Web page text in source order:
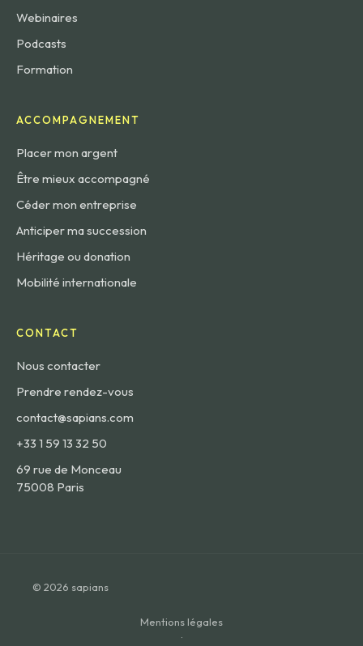
Webinaires
Podcasts
Formation
ACCOMPAGNEMENT
Placer mon argent
Être mieux accompagné
Céder mon entreprise
Anticiper ma succession
Héritage ou donation
Mobilité internationale
CONTACT
Nous contacter
Prendre rendez-vous
contact@sapians.com
+33 1 59 13 32 50
69 rue de Monceau
75008 Paris
© 2026 sapians
Mentions légales
·